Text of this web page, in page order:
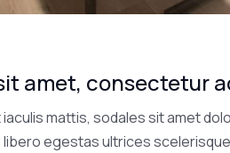
amet, consectetur
mattis, sodales sit amet
egestas ultrices